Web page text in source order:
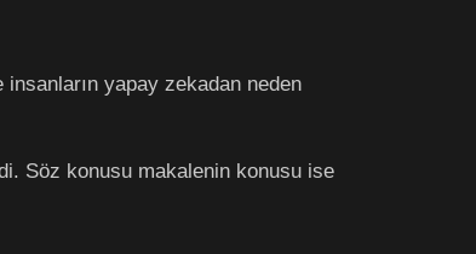
insanların yapay zekadan neden
Söz konusu makalenin konusu ise